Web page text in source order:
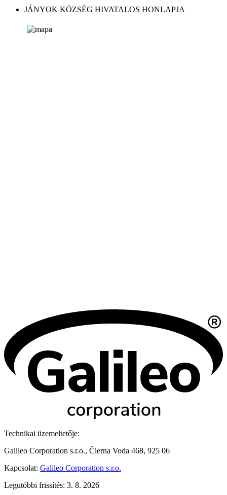
JÁNYOK KÖZSÉG HIVATALOS HONLAPJA
Technikai üzemeltetője:
Galileo Corporation s.r.o., Čierna Voda 468, 925 06
Kapcsolat: Galileo Corporation s.r.o.
Legutóbbi frissítés: 3. 8. 2026